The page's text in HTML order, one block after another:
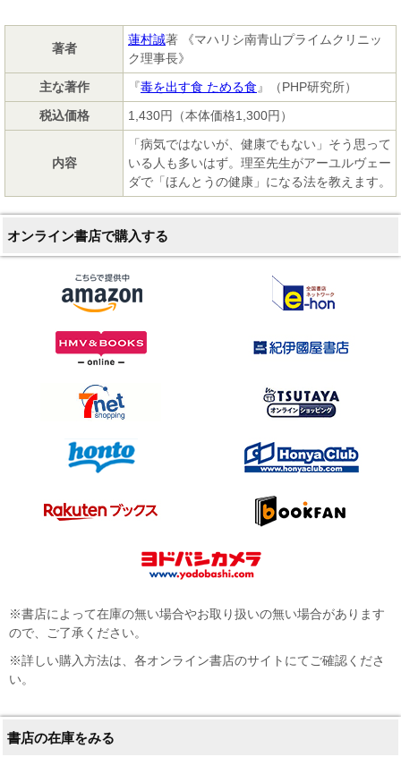
著者
蓮村誠著 《マハリシ南青山プライムクリニッ
ク理事長》
主な著作
『毒を出す食 ためる食 』（PHP研究所）
税込価格
1,430円（本体価格1,300円）
内容
「病気ではないが、健康でもない」そう思って
いる人も多いはず。理至先生がアーユルヴェー
ダで「ほんとうの健康」になる法を教えます。
オンライン書店で購入する
※書店によって在庫の無い場合やお取り扱いの無い場合があります
ので、ご了承ください。
※詳しい購入方法は、各オンライン書店のサイトにてご確認くださ
い。
書店の在庫をみる